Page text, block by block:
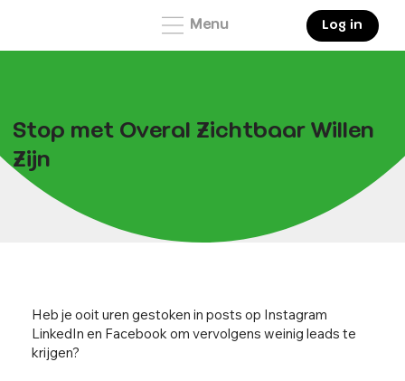
Menu Log in
Stop met Overal Zichtbaar Willen
Zijn
Heb je ooit uren gestoken in posts op Instagram
LinkedIn en Facebook om vervolgens weinig leads te
krijgen?